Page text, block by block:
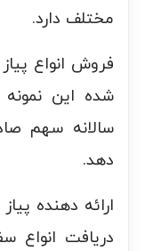
مختلف دارد.
فروش انواع
شده این نمونه
سالانه سهم
دهد.
ارائه دهنده
دریافت انواع